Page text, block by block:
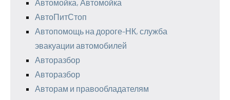
Автомойка, Автомойка
АвтоПитСтоп
Автопомощь на дороге-НК, служба
эвакуации автомобилей
Авторазбор
Авторазбор
Авторам и правообладателям